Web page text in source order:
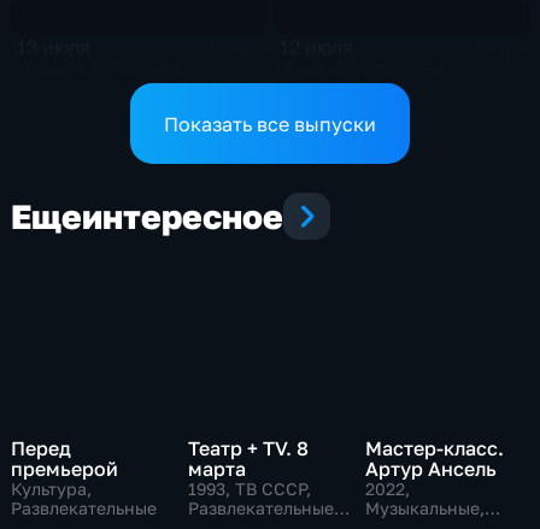
Показать все выпуски
Ещеинтересное
Перед
премьерой
Культура,
Развлекательные
Театр + TV. 8
марта
1993, ТВ СССР,
Развлекательные,
Мастер-класс.
Артур Ансель
2022,
Музыкальные,